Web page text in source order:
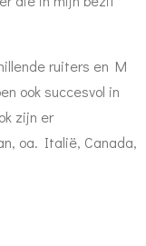
ruiters en M
ook succesvol in
zijn er
oa. Italië, Canada,